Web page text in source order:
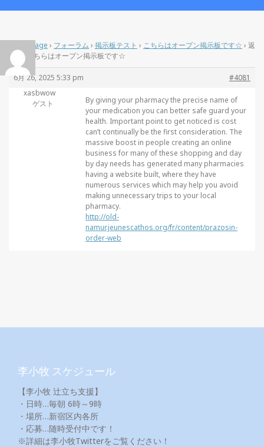
Home Page › フォーラム › 掲示板テスト › こちらはオープン掲示板です☆ › 返
信先: こちらはオープン掲示板です☆
6月 26, 2025 5:33 pm
#4081
xasbwow
ゲスト
By giving your pharmacy the precise name of
your medication you can better safe guard your
health. Important point to get noticed is cost
can’t continually be the first consideration. The
massive boost in people creating an online
business for many of these shopping and day
by day needs has generated many pharmacies
having a website built, where they have
numerous services which may help you avoid
making unnecessary trips to your local
pharmacy.
http://old-
namur.jeunescathos.org/fr/content/prazosin-
order-web
李小牧 スケジュール
【李小牧 辻立ち支援】
・日時…毎朝 6時～9時
・場所…新宿区内各所
・応募…随時受付中です！
※詳細は李小牧Twitterをご覧ください！